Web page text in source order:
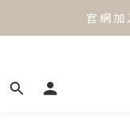
官 網 加
官 網 加